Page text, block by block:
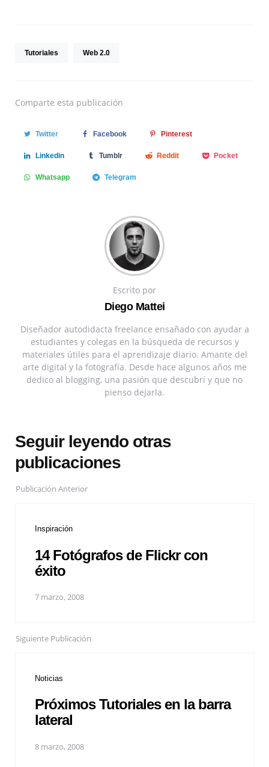
Tutoriales Web 2.0
Comparte esta publicación
Twitter Facebook Pinterest
Linkedin Tumblr Reddit Pocket
Whatsapp Telegram
Escrito por
Diego Mattei
Diseñador autodidacta freelance ensañado con ayudar a
estudiantes y colegas en la búsqueda de recursos y
materiales útiles para el aprendizaje diario. Amante del
arte digital y la fotografía. Desde hace algunos años me
dedico al blogging, una pasión que descubrí y que no
pienso dejarla.
Seguir leyendo otras
publicaciones
Publicación Anterior
Inspiración
14 Fotógrafos de Flickr con
éxito
7 marzo, 2008
Siguiente Publicación
Noticias
Próximos Tutoriales en la barra
lateral
8 marzo, 2008